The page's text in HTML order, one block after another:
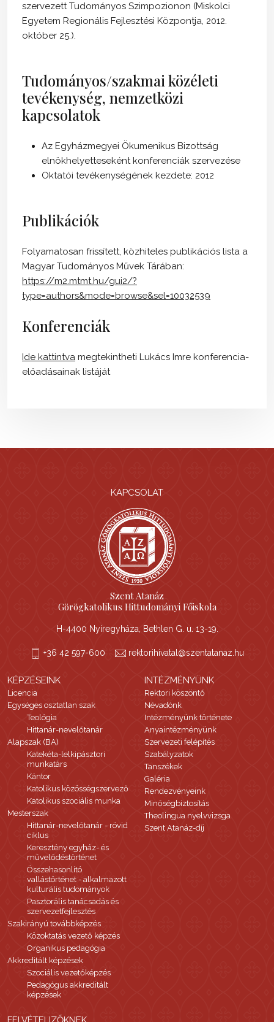
szervezett Tudományos Szimpozionon (Miskolci
Egyetem Regionális Fejlesztési Központja, 2012.
október 25.).
Tudományos/szakmai közéleti
tevékenység, nemzetközi
kapcsolatok
Az Egyházmegyei Ökumenikus Bizottság
elnökhelyetteseként konferenciák szervezése
Oktatói tevékenységének kezdete: 2012
Publikációk
Folyamatosan frissített, közhiteles publikációs lista a
Magyar Tudományos Művek Tárában:
https://m2.mtmt.hu/gui2/?
type=authors&mode=browse&sel=10032539
Konferenciák
Ide kattintva megtekintheti Lukács Imre konferencia-
előadásainak listáját
KAPCSOLAT
Szent Atanáz
Görögkatolikus Hittudományi Főiskola
H-4400 Nyíregyháza, Bethlen G. u. 13-19.
+36 42 597-600 rektorihivatal@szentatanaz.hu
KÉPZÉSEINK
Licencia
Egységes osztatlan szak
Teológia
Hittanár-nevelőtanár
Alapszak (BA)
Katekéta-lelkipásztori
munkatárs
Kántor
Katolikus közösségszervező
Katolikus szociális munka
Mesterszak
Hittanár-nevelőtanár - rövid
ciklus
Keresztény egyház- és
művelődéstörténet
Összehasonlító
vallástörténet - alkalmazott
kulturális tudományok
Pasztorális tanácsadás és
szervezetfejlesztés
Szakirányú továbbképzés
Közoktatás vezető képzés
Organikus pedagógia
Akkreditált képzések
Szociális vezetőképzés
Pedagógus akkreditált
képzések
INTÉZMÉNYÜNK
Rektori köszöntő
Névadónk
Intézményünk története
Anyaintézményünk
Szervezeti felépítés
Szabályzatok
Tanszékek
Galéria
Rendezvényeink
Minőségbiztosítás
Theolingua nyelvvizsga
Szent Atanáz-díj